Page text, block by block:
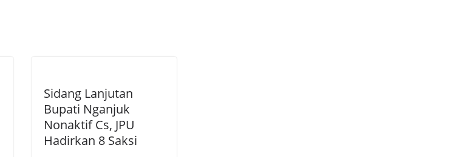
Sidang Lanjutan
Bupati Nganjuk
Nonaktif Cs, JPU
Hadirkan 8 Saksi